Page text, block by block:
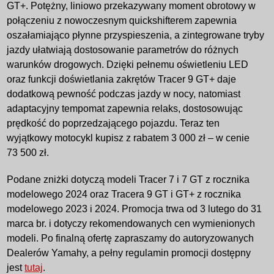
GT+. Potężny, liniowo przekazywany moment obrotowy w
połączeniu z nowoczesnym quickshifterem zapewnia
oszałamiająco płynne przyspieszenia, a zintegrowane tryby
jazdy ułatwiają dostosowanie parametrów do różnych
warunków drogowych. Dzięki pełnemu oświetleniu LED
oraz funkcji doświetlania zakrętów Tracer 9 GT+ daje
dodatkową pewność podczas jazdy w nocy, natomiast
adaptacyjny tempomat zapewnia relaks, dostosowując
prędkość do poprzedzającego pojazdu. Teraz ten
wyjątkowy motocykl kupisz z rabatem 3 000 zł – w cenie
73 500 zł.
Podane zniżki dotyczą modeli Tracer 7 i 7 GT z rocznika
modelowego 2024 oraz Tracera 9 GT i GT+ z rocznika
modelowego 2023 i 2024. Promocja trwa od 3 lutego do 31
marca br. i dotyczy rekomendowanych cen wymienionych
modeli. Po finalną ofertę zapraszamy do autoryzowanych
Dealerów Yamahy, a pełny regulamin promocji dostępny
jesttutaj.